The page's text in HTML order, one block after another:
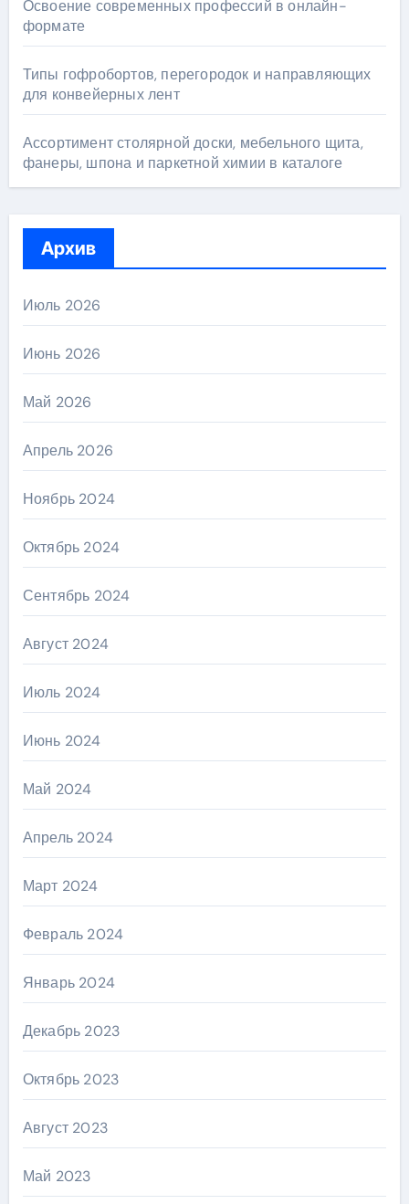
Освоение современных профессий в онлайн-
формате
Типы гофробортов, перегородок и направляющих
для конвейерных лент
Ассортимент столярной доски, мебельного щита,
фанеры, шпона и паркетной химии в каталоге
Архив
Июль 2026
Июнь 2026
Май 2026
Апрель 2026
Ноябрь 2024
Октябрь 2024
Сентябрь 2024
Август 2024
Июль 2024
Июнь 2024
Май 2024
Апрель 2024
Март 2024
Февраль 2024
Январь 2024
Декабрь 2023
Октябрь 2023
Август 2023
Май 2023